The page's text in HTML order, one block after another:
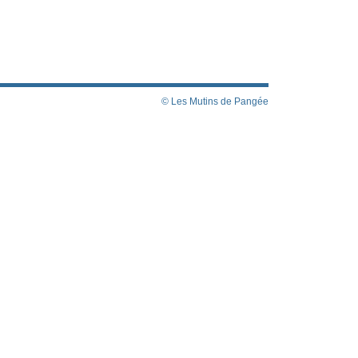
© Les Mutins de Pangée